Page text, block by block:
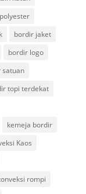
bordir jaket
bordir logo
satuan
topi terdekat
kemeja bordir
Kaos
rompi